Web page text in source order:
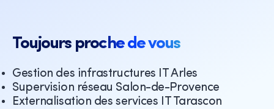
Toujours proche de vous
Gestion des infrastructures IT Arles
Supervision réseau Salon-de-Provence
Externalisation des services IT Tarascon